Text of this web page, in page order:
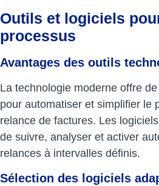
Outils et logiciels
processus
Avantages des outils
La technologie moderne offre
pour automatiser et simplifier le
relance de factures. Les
de suivre, analyser et activer
relances à intervalles définis.
Sélection des logiciels